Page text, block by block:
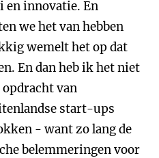
en innovatie. En
we het van hebben
wemelt het op dat
En dan heb ik het niet
opdracht van
start-ups
- want zo lang de
belemmeringen voor